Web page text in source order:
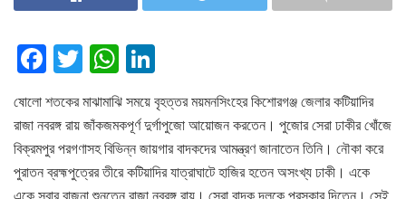
F
a
c
e
b
T
wi
tt
er
W
h
at
s
A
n
k
e
dI
ষোলো শতকের মাঝামাঝি সময়ে বৃহত্তর ময়মনসিংহের কিশোরগঞ্জ জেলার কটিয়াদির
রাজা নবরঙ্গ রায় জাঁকজমকপূর্ণ দুর্গাপুজো আয়োজন করতেন। পুজোর সেরা ঢাকীর খোঁজে
বিক্রমপুর পরগণাসহ বিভিন্ন জায়গার বাদকদের আমন্ত্রণ জানাতেন তিনি। নৌকা করে
পুরাতন ব্রহ্মপুত্রের তীরে কটিয়াদির যাত্রাঘাটে হাজির হতেন অসংখ্য ঢাকী। একে